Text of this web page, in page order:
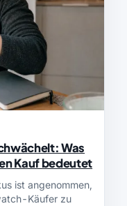
Was
Kauf bedeutet
ist angenommen,
Käufer zu